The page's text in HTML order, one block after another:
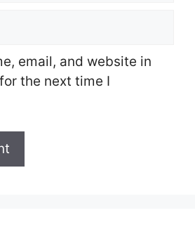
email, and website in
the next time I